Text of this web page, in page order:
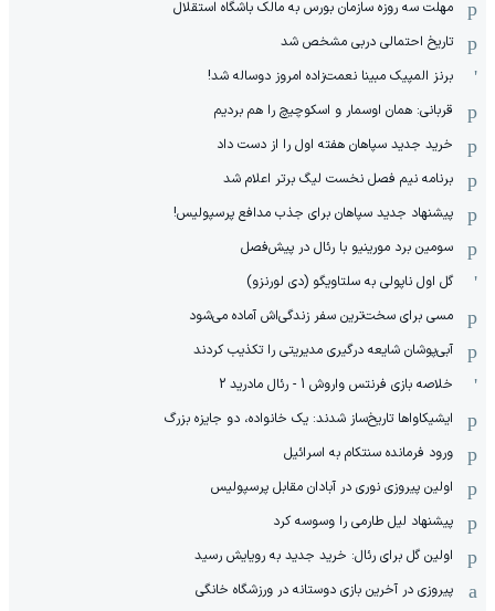
مهلت سه روزه سازمان بورس به مالک باشگاه استقلال
تاریخ احتمالی دربی مشخص شد
برنز المپیک مبینا نعمت‌زاده امروز دوساله شد!
قربانی: همان اوسمار و اسکوچیچ را هم بردیم
خرید جدید سپاهان هفته اول را از دست داد
برنامه نیم فصل نخست لیگ برتر اعلام شد
پیشنهاد جدید سپاهان برای جذب مدافع پرسپولیس!
سومین برد مورینیو با رئال در پیش‌فصل
گل اول ناپولی به سلتاویگو (دی لورنزو)
مسی برای سخت‌ترین سفر زندگی‌اش آماده می‌شود
آبی‌پوشان شایعه درگیری مدیریتی را تکذیب کردند
خلاصه بازی فرنتس واروش 1 - رئال مادرید 2
ایشیکاوا‌ها تاریخ‌ساز شدند: یک خانواده، دو جایزه بزرگ
ورود فرمانده سنتکام به اسرائیل
اولین پیروزی نوری در آبادان مقابل پرسپولیس
پیشنهاد لیل طارمی را وسوسه کرد
اولین گل برای رئال: خرید جدید به رویایش رسید
پیروزی در آخرین بازی دوستانه در ورزشگاه خانگی